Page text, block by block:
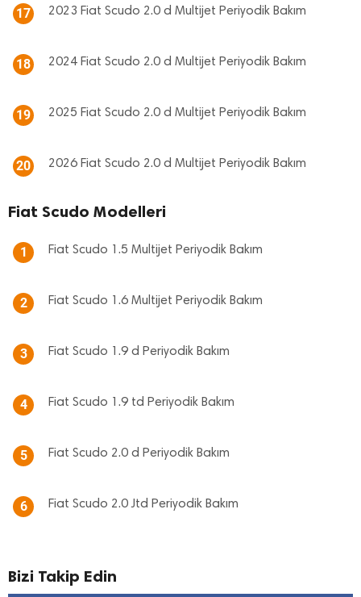
17 2023 Fiat Scudo 2.0 d Multijet Periyodik Bakım
18 2024 Fiat Scudo 2.0 d Multijet Periyodik Bakım
19 2025 Fiat Scudo 2.0 d Multijet Periyodik Bakım
20 2026 Fiat Scudo 2.0 d Multijet Periyodik Bakım
Fiat Scudo Modelleri
1 Fiat Scudo 1.5 Multijet Periyodik Bakım
2 Fiat Scudo 1.6 Multijet Periyodik Bakım
3 Fiat Scudo 1.9 d Periyodik Bakım
4 Fiat Scudo 1.9 td Periyodik Bakım
5 Fiat Scudo 2.0 d Periyodik Bakım
6 Fiat Scudo 2.0 Jtd Periyodik Bakım
Bizi Takip Edin